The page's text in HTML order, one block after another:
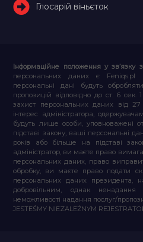
Глосарій віньєток
Інформаційне положення у зв’язку
персональних даних є
персональні дані будуть
пропозицій відповідно до ст. 6 сек.
захист персональних даних від
інтерес адміністратора,
будуть лише особи, уповноважені
підставі закону, ваші персональні
років або більше на підставі
адміністратор, ви маєте право
персональних даних, право
обробку, ви маєте право подати
персональних даних президента,
добровільним, однак
неможливості надання послуг/
JESTEŚMY NIEZALEŻNYM